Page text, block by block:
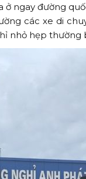
ngay đường
các xe di
nhỏ hẹp thường